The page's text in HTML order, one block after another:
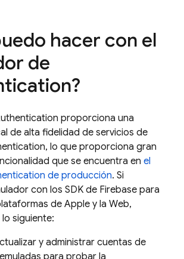
hacer con el
de
?
proporciona una
de alta fidelidad de servicios de
, lo que proporciona gran
que se encuentra en el
de producción. Si
con los SDK de Firebase para
de Apple y la Web,
siguiente:
y administrar cuentas de
para probar la